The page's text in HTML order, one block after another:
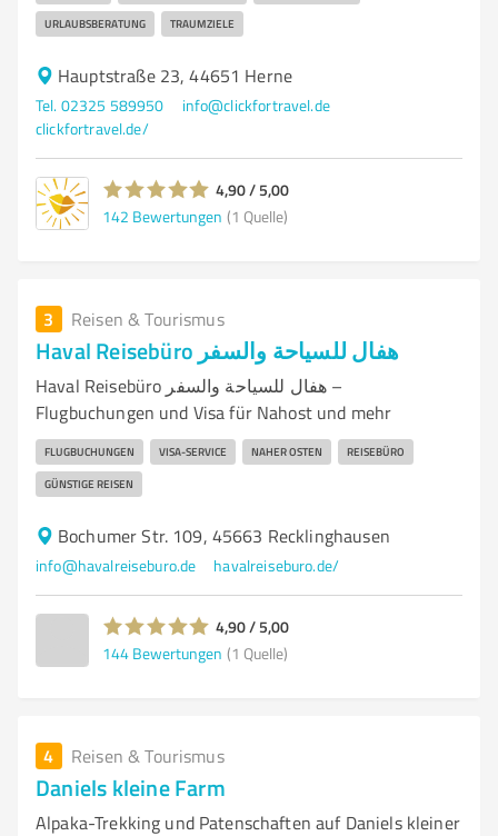
URLAUBSBERATUNG TRAUMZIELE
Hauptstraße 23, 44651 Herne
Tel. 02325 589950
info@clickfortravel.de
clickfortravel.de/
4,90 / 5,00
142 Bewertungen (1 Quelle)
3 Reisen & Tourismus
Haval Reisebüro هفال للسياحة والسفر
Haval Reisebüro هفال للسياحة والسفر –
Flugbuchungen und Visa für Nahost und mehr
FLUGBUCHUNGEN VISA-SERVICE NAHER OSTEN REISEBÜRO
GÜNSTIGE REISEN
Bochumer Str. 109, 45663 Recklinghausen‭
info@havalreiseburo.de havalreiseburo.de/
4,90 / 5,00
144 Bewertungen (1 Quelle)
4 Reisen & Tourismus
Daniels kleine Farm
Alpaka-Trekking und Patenschaften auf Daniels kleiner